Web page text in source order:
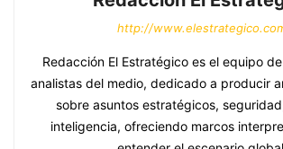
http://
Redacción El Estratégico es el equipo
analistas del medio, dedicado a producir
sobre asuntos estratégicos,
inteligencia, ofreciendo marcos